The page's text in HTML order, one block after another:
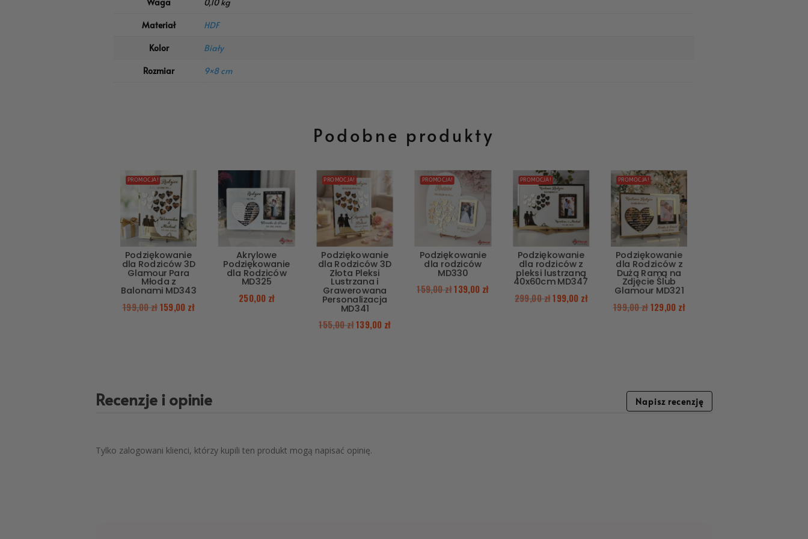
Materiał
HDF
Kolor
Biały
Rozmiar
9×8 cm
Podobne produkty
PROMOCJA!
Podziękowanie
dla Rodziców 3D
Glamour Para
Młoda z
Balonami MD343
199,00zł159,00 zł
Akrylowe
Podziękowanie
dla Rodziców
MD325
250,00 zł
PROMOCJA!
Podziękowanie
dla Rodziców 3D
Złota Pleksi
Lustrzana i
Grawerowana
Personalizacja
MD341
155,00 zł139,00 zł
PROMOCJA!
Podziękowanie
dla rodziców
MD330
159,00zł139,00 zł
PROMOCJA!
Podziękowanie
dla rodziców z
pleksi lustrzaną
40x60cm MD347
299,00 zł199,00 zł
PROMOCJA!
Podziękowanie
dla Rodziców z
Dużą Ramą na
Zdjęcie Ślub
Glamour MD321
199,00zł129,00 zł
Recenzje i opinie Napisz recenzję
Tylko zalogowani klienci, którzy kupili ten produkt mogą napisać opinię.